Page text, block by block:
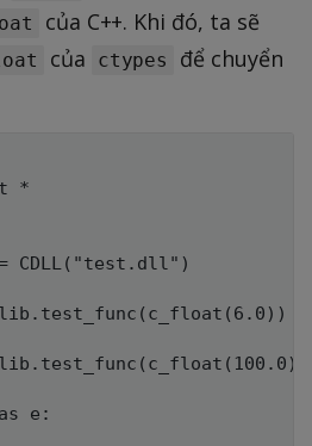
của C++. Khi đó, ta sẽ
của ctypes
để chuyển
*
CDLL("test.dll")
e: